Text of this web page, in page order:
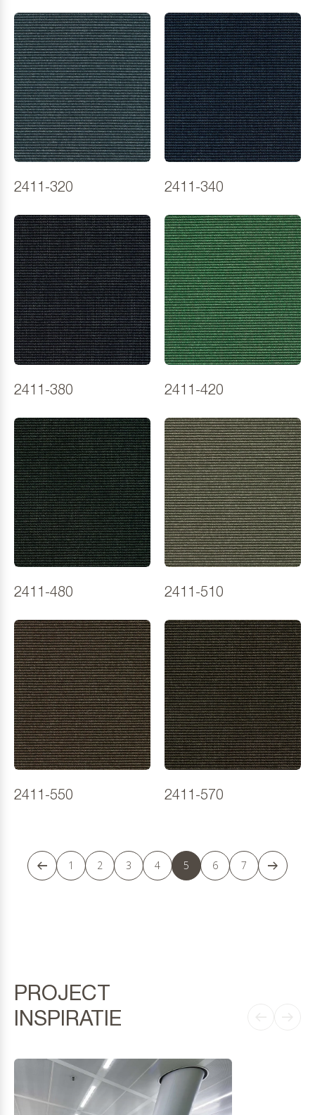
2411-320 2411-340
2411-380 2411-420
2411-480 2411-510
2411-550 2411-570
1 2 3 4 5 6 7
PROJECT
INSPIRATIE